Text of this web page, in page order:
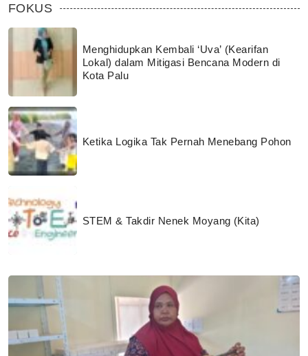
FOKUS
Menghidupkan Kembali ‘Uva’ (Kearifan
Lokal) dalam Mitigasi Bencana Modern di
Kota Palu
Ketika Logika Tak Pernah Menebang Pohon
STEM & Takdir Nenek Moyang (Kita)